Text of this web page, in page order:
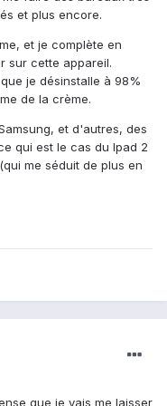
et plus encore.
et je complète en
sur cette appareil.
je désinstalle à 98%
de la crème.
et d'autres, des
qui est le cas du Ipad 2
me séduit de plus en
que je vais me laisser